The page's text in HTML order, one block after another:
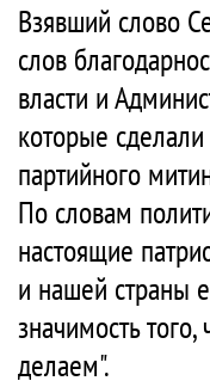
Взявший слово
слов
власти и
которые
партийного
По словам
настоящие
и нашей страны
значимость
делаем".